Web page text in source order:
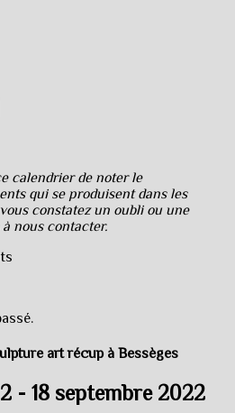
calendrier de noter le
qui se produisent dans les
constatez un oubli ou une
nous contacter.
art récup à Bessèges
- 18 septembre 2022